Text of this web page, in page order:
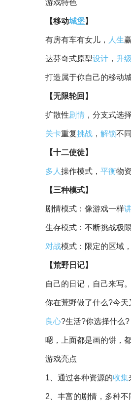
游戏特色
【移动城堡】
有房有车有女儿， 人生
达芬奇式原型设计 ， 升级
打造属于你自己的移动
【无限轮回】
扩散性剧情 ，分支式选
关卡重复挑战 ， 解锁不
【十二使徒】
多人 操作模式， 平衡物
【三种模式】
剧情模式：像游戏一样
生存模式：不断挑战极
对战模式：限定的区域
【荒野日记】
自己的日记，自己来写。
你在荒野做了什么?今
良心?生活?你选择什么?
嗯，上面都是画的饼，
游戏亮点
1、通过各种资源的收集
2、丰富的剧情，多种不